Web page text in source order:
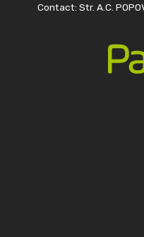
Contact: Str. A.C.